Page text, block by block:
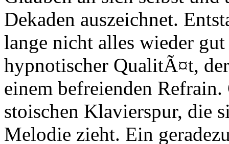
Dekaden auszeichnet.
lange nicht alles wieder
hypnotischer QualitÃ¤t,
einem befreienden
stoischen Klavierspur, die
Melodie zieht. Ein